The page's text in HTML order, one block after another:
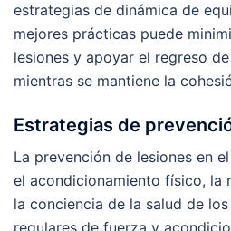
estrategias de dinámica de
mejores prácticas puede
lesiones y apoyar el regreso
mientras se mantiene la
Estrategias de
La prevención de lesiones en
el acondicionamiento físico, la
la conciencia de la salud de